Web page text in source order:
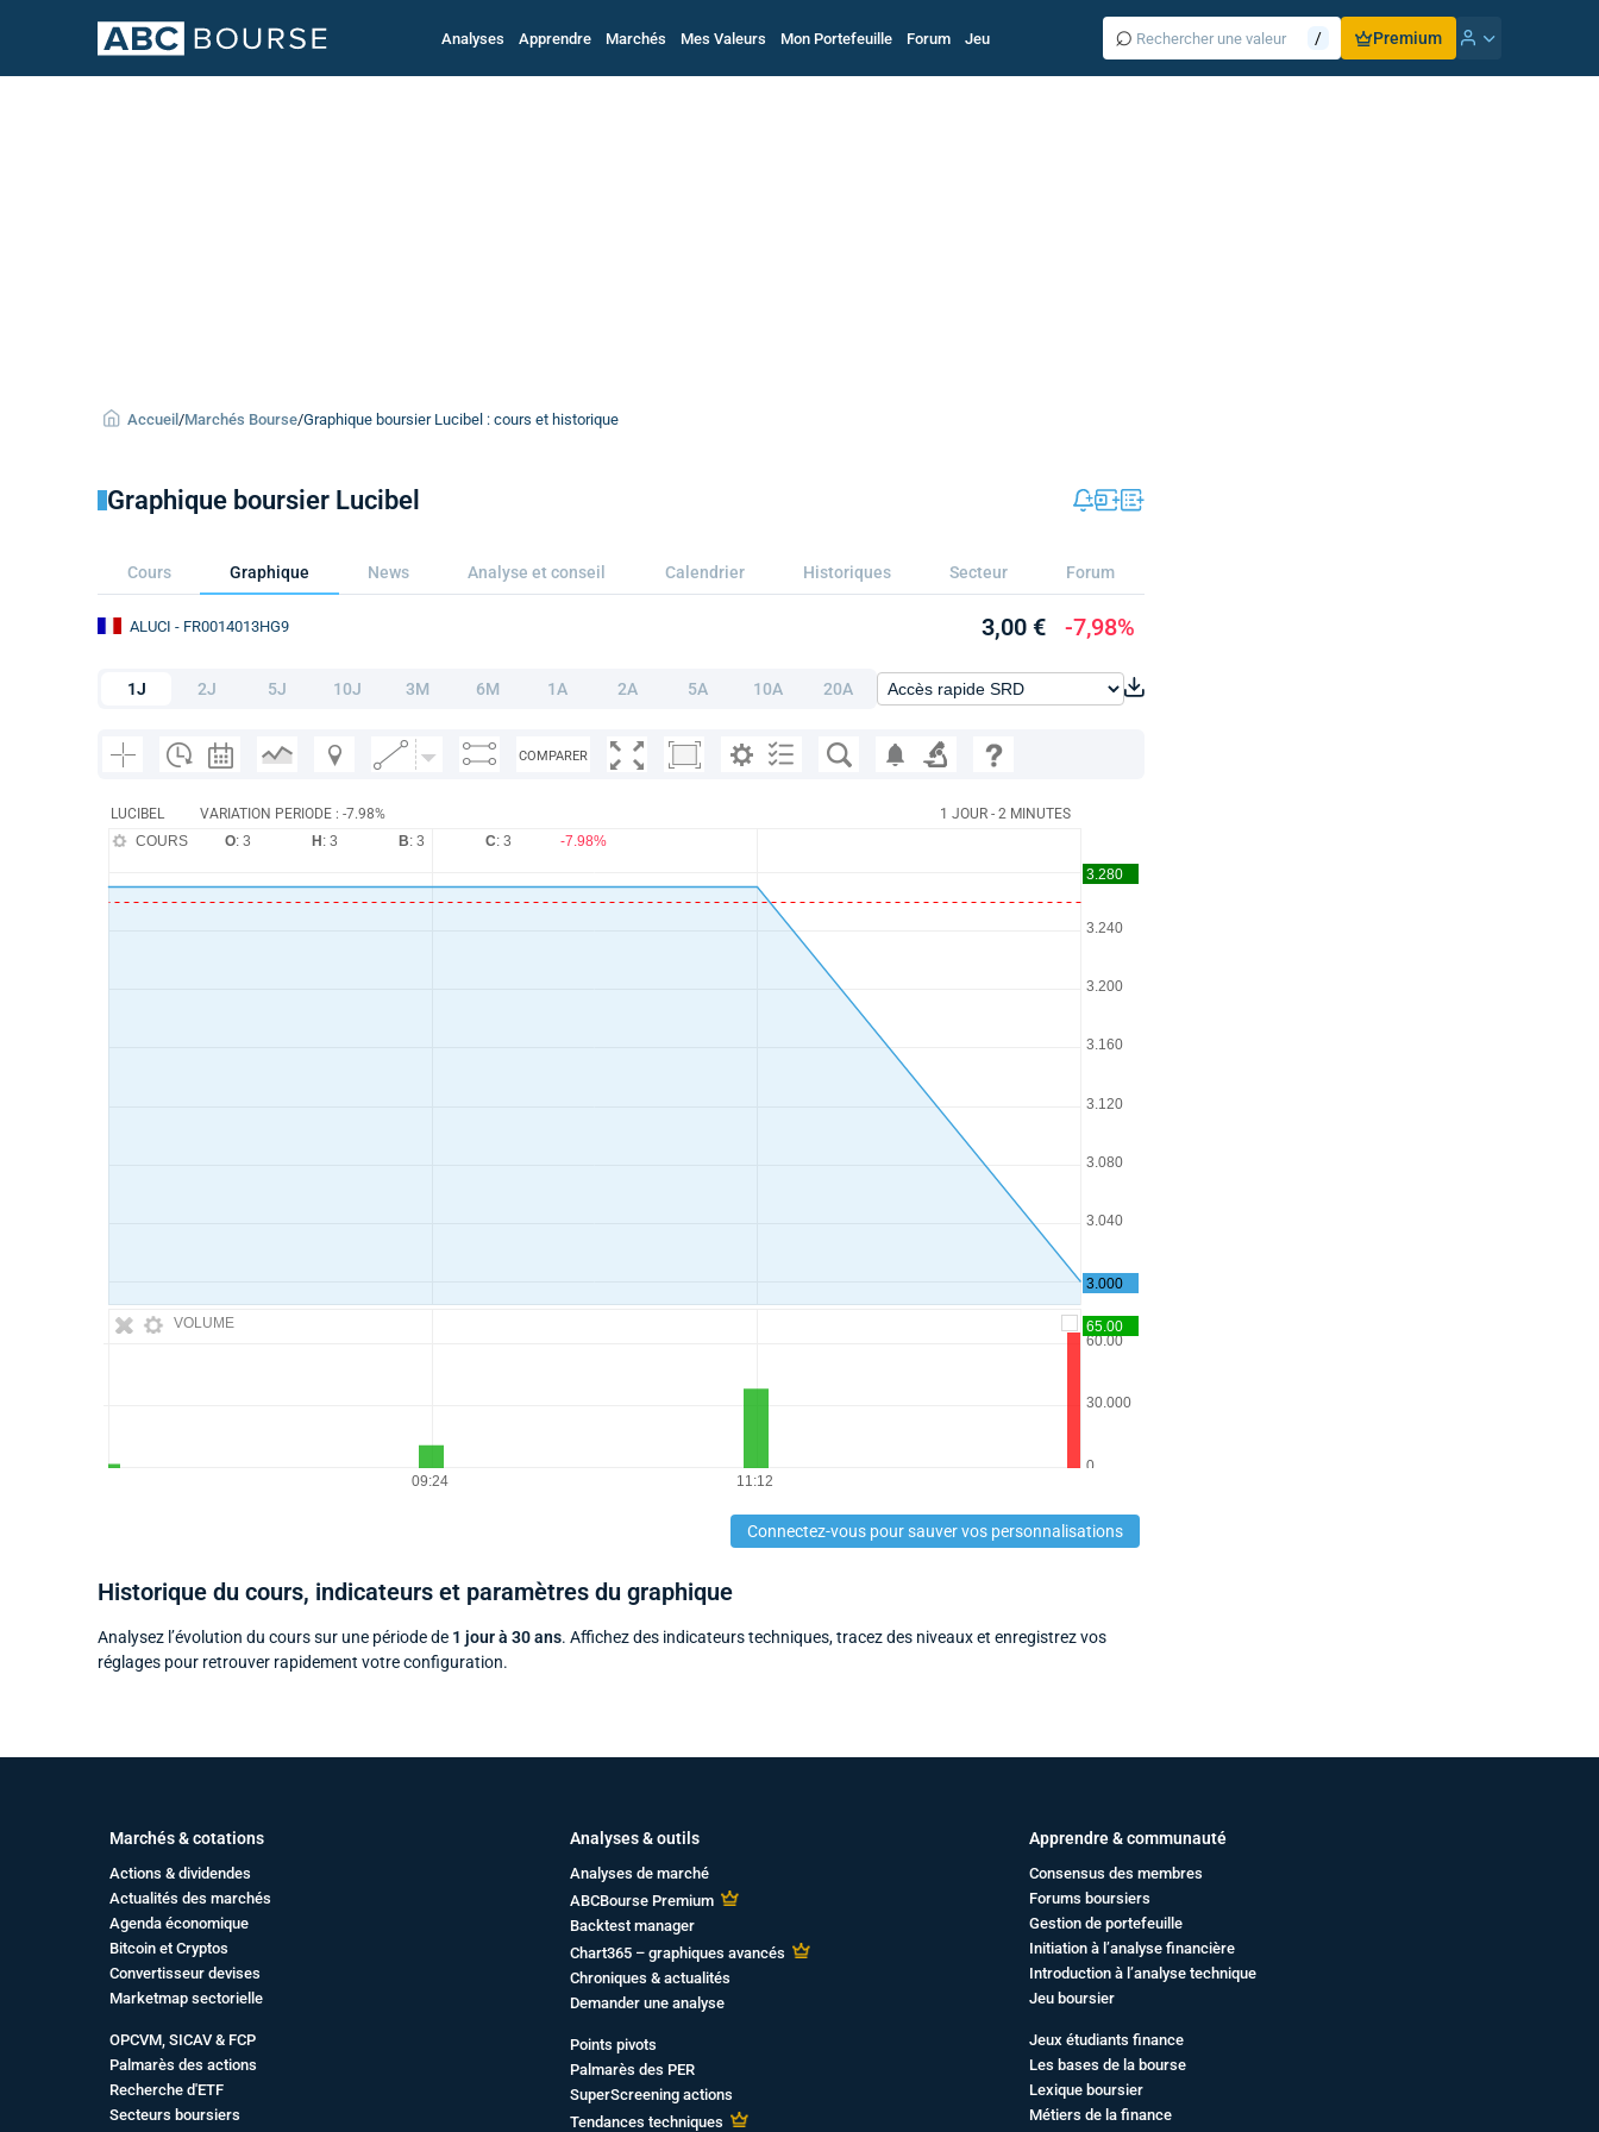
Analyses Apprendre Marchés Mes Valeurs Mon Portefeuille Forum Jeu ⌕ / Premium
Accueil /Marchés Bourse/Graphique boursier Lucibel : cours et historique
Graphique boursier Lucibel
Cours Graphique News Analyse et conseil Calendrier Historiques Secteur Forum
ALUCI - FR0014013HG9 3,00 € -7,98%
1J 2J 5J 10J 3M 6M 1A 2A 5A 10A 20A
COMPARER
LUCIBEL VARIATION PERIODE : -7.98% 1 JOUR - 2 MINUTES
VOLUME
COURS O: 3 H : 3 B: 3 C: 3 -7.98%
Connectez-vous pour sauver vos personnalisations
Historique du cours, indicateurs et paramètres du graphique
Analysez l’évolution du cours sur une période de 1 jour à 30 ans. Affichez des indicateurs techniques, tracez des niveaux et enregistrez vos
réglages pour retrouver rapidement votre configuration.
Marchés & cotations
Actions & dividendes
Actualités des marchés
Agenda économique
Bitcoin et Cryptos
Convertisseur devises
Marketmap sectorielle
OPCVM, SICAV & FCP
Palmarès des actions
Recherche d'ETF
Secteurs boursiers
Analyses & outils
Analyses de marché
ABCBourse Premium
Backtest manager
Chart365 – graphiques avancés
Chroniques & actualités
Demander une analyse
Points pivots
Palmarès des PER
SuperScreening actions
Tendances techniques
Apprendre & communauté
Consensus des membres
Forums boursiers
Gestion de portefeuille
Initiation à l’analyse financière
Introduction à l’analyse technique
Jeu boursier
Jeux étudiants finance
Les bases de la bourse
Lexique boursier
Métiers de la finance